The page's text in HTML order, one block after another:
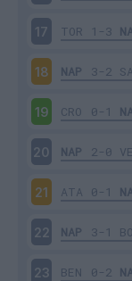
17 TOR 1-3
18 NAP 3-2
19 CRO 0-1
20 NAP 2-0
21 ATA 0-1
22 NAP 3-1
23 BEN 0-2